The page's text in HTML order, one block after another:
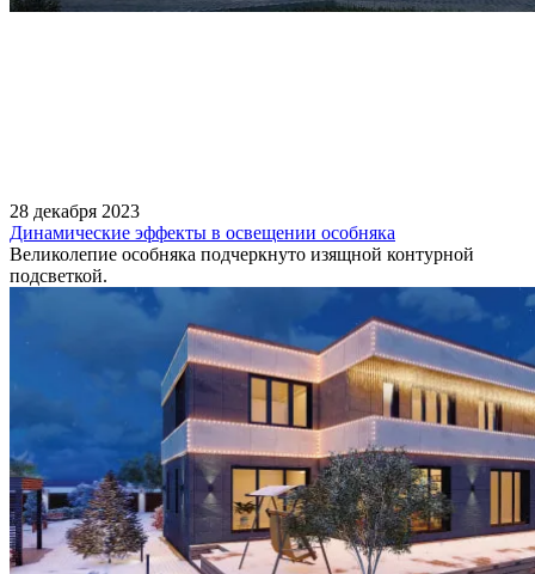
28 декабря 2023
Динамические эффекты в освещении особняка
Великолепие особняка подчеркнуто изящной контурной
подсветкой.